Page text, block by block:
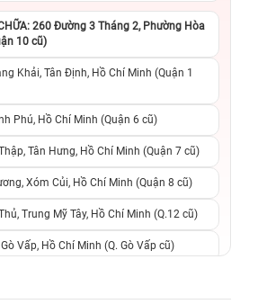
260 Đường 3 Tháng 2, Phường Hòa
10 cũ)
Khải, Tân Định, Hồ Chí Minh (Quận 1
Phú, Hồ Chí Minh (Quận 6 cũ)
Tân Hưng, Hồ Chí Minh (Quận 7 cũ)
Xóm Củi, Hồ Chí Minh (Quận 8 cũ)
Trung Mỹ Tây, Hồ Chí Minh (Q.12 cũ)
Vấp, Hồ Chí Minh (Q. Gò Vấp cũ)
Phú, Hồ Chí Minh (Quận Tân Phú cũ)